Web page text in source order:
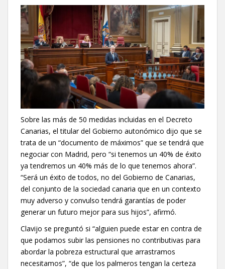
Sobre las más de 50 medidas incluidas en el Decreto
Canarias, el titular del Gobierno autonómico dijo que se
trata de un “documento de máximos” que se tendrá que
negociar con Madrid, pero “si tenemos un 40% de éxito
ya tendremos un 40% más de lo que tenemos ahora”.
“Será un éxito de todos, no del Gobierno de Canarias,
del conjunto de la sociedad canaria que en un contexto
muy adverso y convulso tendrá garantías de poder
generar un futuro mejor para sus hijos”, afirmó.
Clavijo se preguntó si “alguien puede estar en contra de
que podamos subir las pensiones no contributivas para
abordar la pobreza estructural que arrastramos
necesitamos”, “de que los palmeros tengan la certeza